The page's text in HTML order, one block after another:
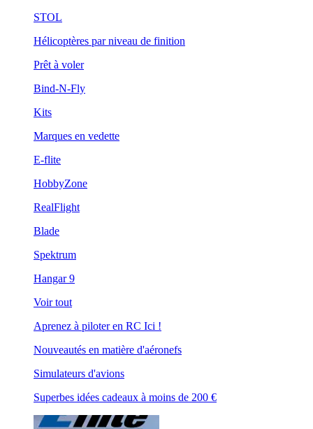
STOL
Hélicoptères par niveau de finition
Prêt à voler
Bind-N-Fly
Kits
Marques en vedette
E-flite
HobbyZone
RealFlight
Blade
Spektrum
Hangar 9
Voir tout
Aprenez à piloter en RC Ici !
Nouveautés en matière d'aéronefs
Simulateurs d'avions
Superbes idées cadeaux à moins de 200 €